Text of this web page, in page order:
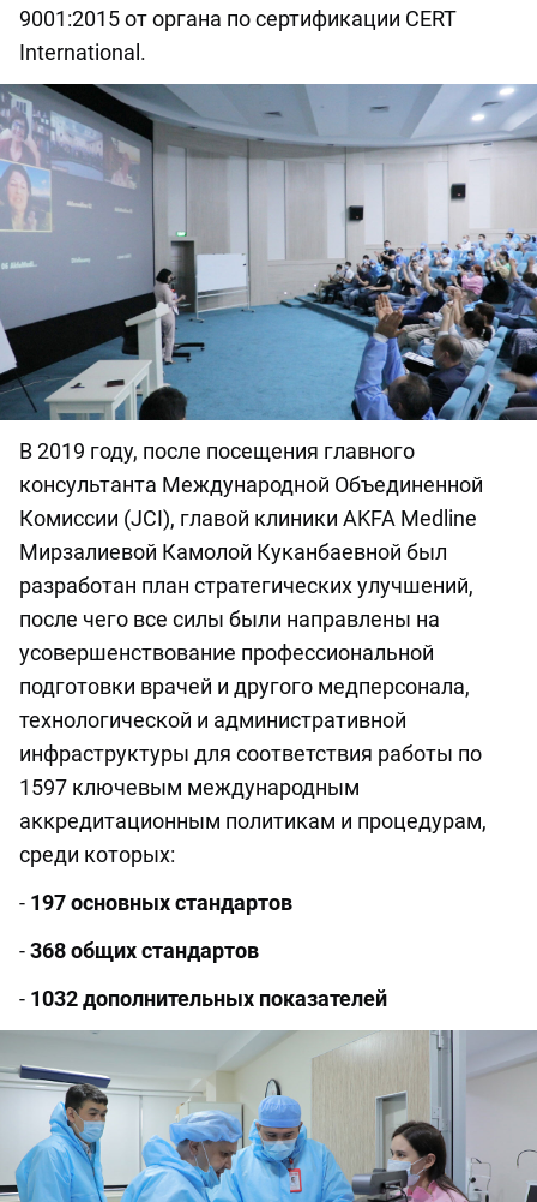
9001:2015 от органа по сертификации CERT
International.
В 2019 году, после посещения главного
консультанта Международной Объединенной
Комиссии (JCI), главой клиники AKFA Medline
Мирзалиевой Камолой Куканбаевной был
разработан план стратегических улучшений,
после чего все силы были направлены на
усовершенствование профессиональной
подготовки врачей и другого медперсонала,
технологической и административной
инфраструктуры для соответствия работы по
1597 ключевым международным
аккредитационным политикам и процедурам,
среди которых:
- 197 основных стандартов
-368 общих стандартов
- 1032 дополнительных показателей